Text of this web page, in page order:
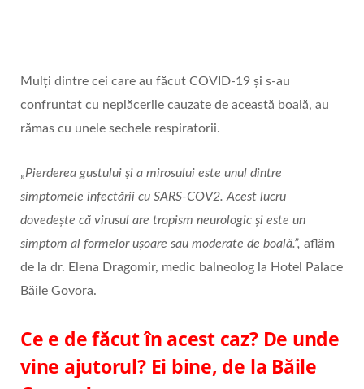
Mulți dintre cei care au făcut COVID-19 și s-au
confruntat cu neplăcerile cauzate de această boală, au
rămas cu unele sechele respiratorii.
„Pierderea gustului și a mirosului este unul dintre
simptomele infectării cu SARS-COV2. Acest lucru
dovedește că virusul are tropism neurologic și este un
simptom al formelor ușoare sau moderate de boală.”, aflăm
de la dr. Elena Dragomir, medic balneolog la Hotel Palace
Băile Govora.
Ce e de făcut în acest caz? De unde
vine ajutorul? Ei bine, de la Băile